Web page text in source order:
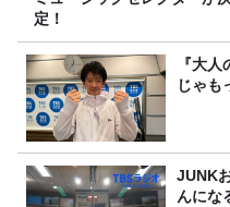
定！
『大
じゃも
JUNK
んにな